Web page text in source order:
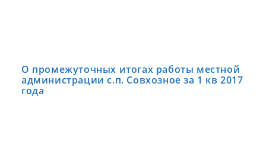
О промежуточных итогах работы местной
администрации с.п. Совхозное за 1 кв 2017
года